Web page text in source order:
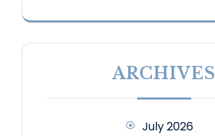
ARCHIVES
July 2026